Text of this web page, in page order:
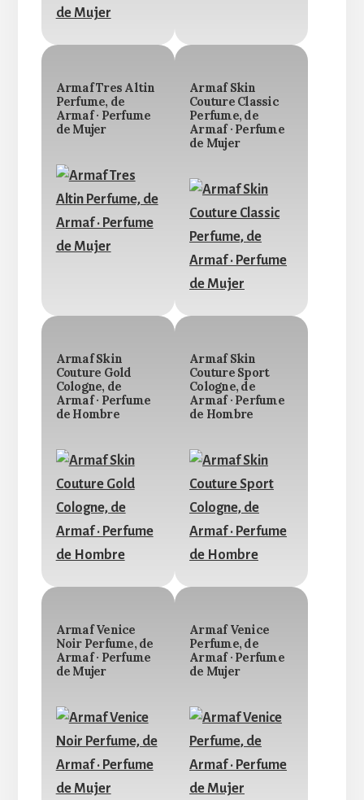
Armaf Tres Altin
Perfume, de
Armaf · Perfume
de Mujer
Armaf Skin
Couture Classic
Perfume, de
Armaf · Perfume
de Mujer
Armaf Skin
Couture Gold
Cologne, de
Armaf · Perfume
de Hombre
Armaf Skin
Couture Sport
Cologne, de
Armaf · Perfume
de Hombre
Armaf Venice
Noir Perfume, de
Armaf · Perfume
de Mujer
Armaf Venice
Perfume, de
Armaf · Perfume
de Mujer